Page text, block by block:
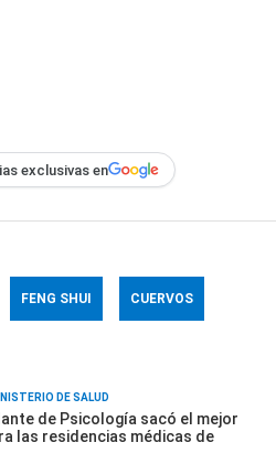
exclusivas en
FENG SHUI CUERVOS
DE SALUD
de Psicología sacó el mejor
las residencias médicas de